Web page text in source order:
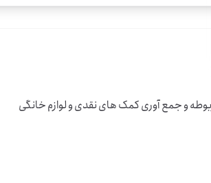
و جمع آوری کمک های نقدی و لوازم خانگی